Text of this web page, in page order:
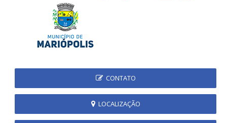
CONTATO
LOCALIZAÇÃO